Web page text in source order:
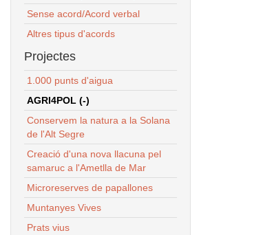
Sense acord/Acord verbal
Altres tipus d'acords
Projectes
1.000 punts d'aigua
AGRI4POL (-)
Conservem la natura a la Solana
de l'Alt Segre
Creació d'una nova llacuna pel
samaruc a l'Ametlla de Mar
Microreserves de papallones
Muntanyes Vives
Prats vius